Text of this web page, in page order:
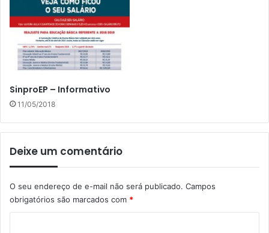
SinproEP – Informativo
11/05/2018
Deixe um comentário
O seu endereço de e-mail não será publicado. Campos
obrigatórios são marcados com *